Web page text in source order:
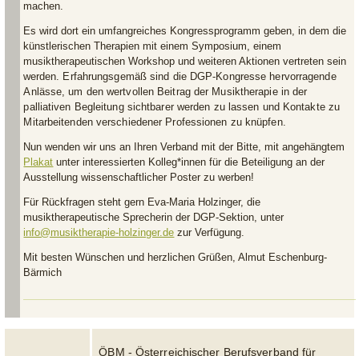
machen.
Es wird dort ein umfangreiches Kongressprogramm geben, in dem die
künstlerischen Therapien mit einem Symposium, einem
musiktherapeutischen Workshop und weiteren Aktionen vertreten sein
werden. Erfahrungsgemäß sind die DGP-Kongresse hervorragende
Anlässe, um den wertvollen Beitrag der Musiktherapie in der
palliativen Begleitung sichtbarer werden zu lassen und Kontakte zu
Mitarbeitenden verschiedener Professionen zu knüpfen.
Nun wenden wir uns an Ihren Verband mit der Bitte, mit angehängtem
Plakat unter interessierten Kolleg*innen für die Beteiligung an der
Ausstellung wissenschaftlicher Poster zu werben!
Für Rückfragen steht gern Eva-Maria Holzinger, die
musiktherapeutische Sprecherin der DGP-Sektion, unter
info@musiktherapie-holzinger.de zur Verfügung.
Mit besten Wünschen und herzlichen Grüßen, Almut Eschenburg-
Bärmich
ÖBM - Österreichischer Berufsverband für